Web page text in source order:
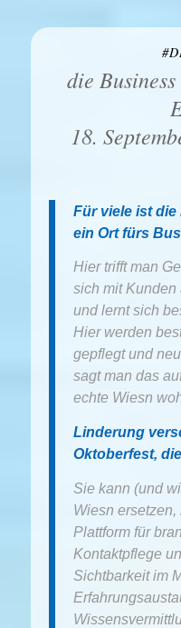
die
18.
Für viele ist
ein Ort fürs
Hier trifft man
sich mit Kunden
und lernt sich
Hier werden
gepflegt und
sagt man das
echte Wiesn
Linderung
Oktoberfest,
Sie kann (und
Wiesn
Plattform für
Kontaktpflege
Sichtbarkeit im